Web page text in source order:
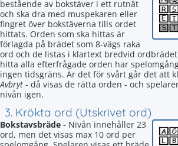
bestående av bokstäver i ett rutnät
och ska dra med muspekaren eller
fingret över bokstäverna tills ordet
hittats. Orden som ska hittas är
förlagda på brädet som 8-vägs raka
ord och de listas i klartext bredvid
hitta alla efterfrågade orden har
ingen tidsgräns. Är det för svårt går det att
Avbryt - då visas de rätta orden - och
nivån igen.
3. Krökta ord (Utskrivet ord)
Bokstavsbräde - Nivån innehåller 23
ord, men det visas max 10 ord per